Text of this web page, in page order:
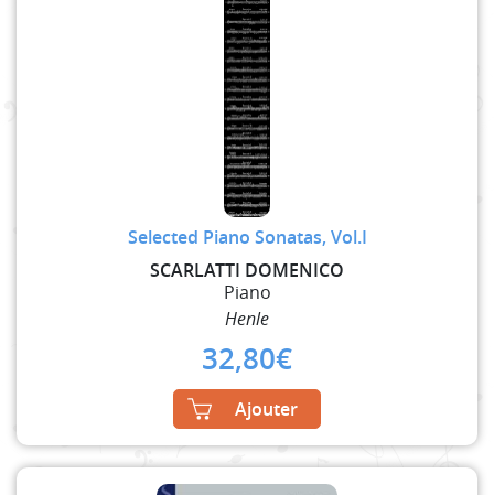
Selected Piano Sonatas, Vol.I
SCARLATTI DOMENICO
Piano
Henle
32,80€
Ajouter